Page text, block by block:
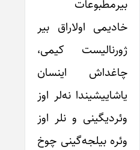
بیرمطبوعات
خادیمی اولاراق بیر
ژورنالیست کیمی،
چاغداش اینسان
یاشاییشیندا نه‌لر اوز
وئردیگینی و نلر اوز
وئره بیلجه‌گینی چوخ